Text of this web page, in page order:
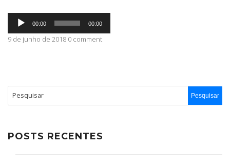
ABRANGÊNCIA
Tocador
áudio
00:00 00:00
9 de junho de 2018 0 comment
POSTS RECENTES